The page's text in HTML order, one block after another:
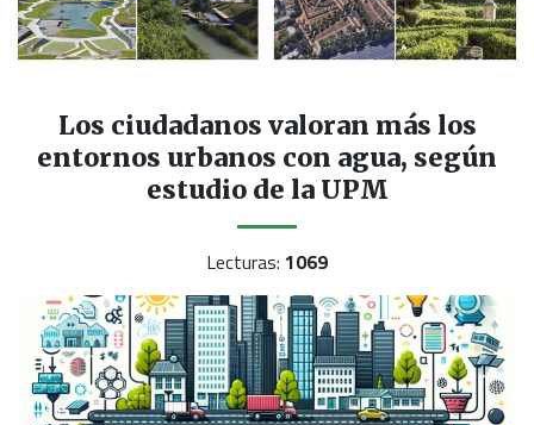
Los ciudadanos valoran más los
entornos urbanos con agua, según
estudio de la UPM
Lecturas: 1069